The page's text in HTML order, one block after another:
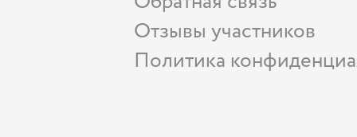
Отзывы участников
Политика